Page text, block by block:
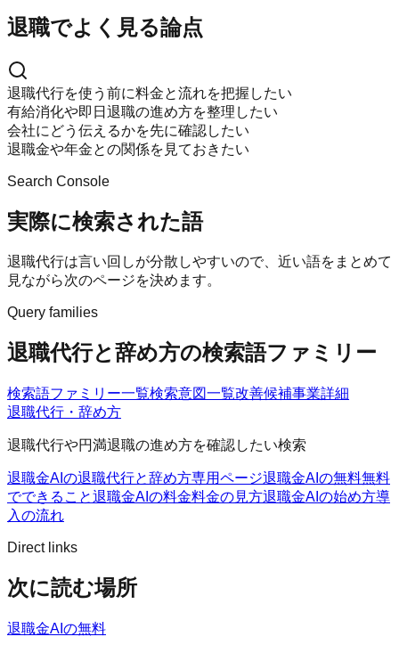
退職でよく見る論点
退職代行を使う前に料金と流れを把握したい
有給消化や即日退職の進め方を整理したい
会社にどう伝えるかを先に確認したい
退職金や年金との関係を見ておきたい
Search Console
実際に検索された語
退職代行は言い回しが分散しやすいので、近い語をまとめて
見ながら次のページを決めます。
Query families
退職代行と辞め方の検索語ファミリー
検索語ファミリー一覧検索意図一覧改善候補事業詳細
退職代行・辞め方
退職代行や円満退職の進め方を確認したい検索
退職金AIの退職代行と辞め方専用ページ退職金AIの無料無料
でできること退職金AIの料金料金の見方退職金AIの始め方導
入の流れ
Direct links
次に読む場所
退職金AIの無料